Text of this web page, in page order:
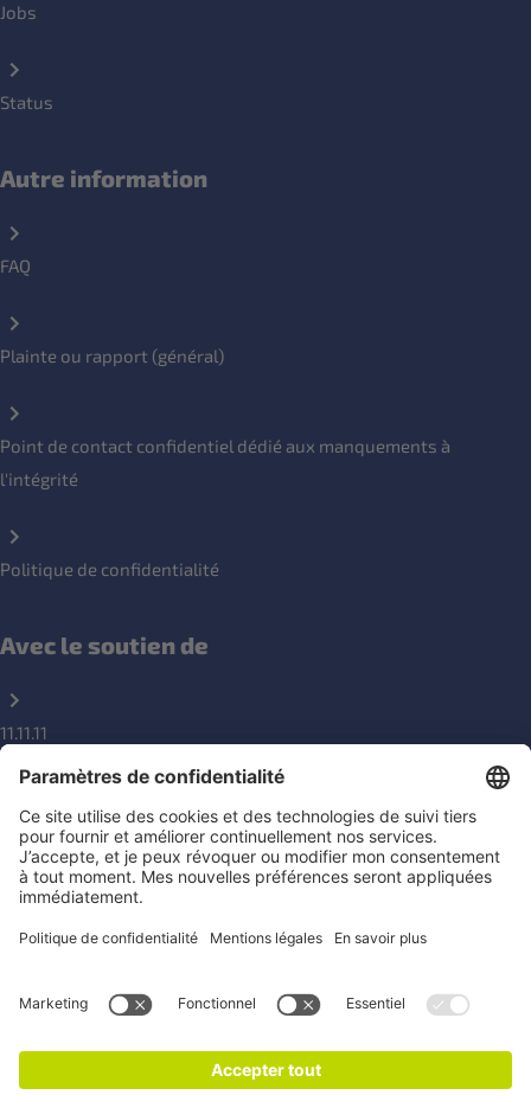
Jobs
Status
Autre information
FAQ
Plainte ou rapport (général)
Point de contact confidentiel dédié aux manquements à
l'intégrité
Politique de confidentialité
Avec le soutien de
11.11.11
DGD
Nos réseaux sociaux
Une question ?